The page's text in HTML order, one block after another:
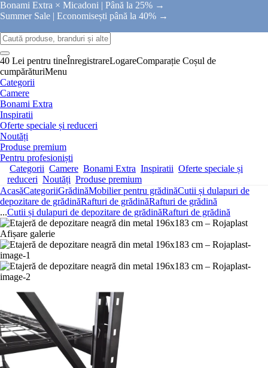
Bonami Extra × Micadoni | Până la 25% →
Summer Sale | Economisești până la 40% →
40 Lei pentru tineÎnregistrareLogareComparație Coșul de
cumpărăturiMenu
Categorii
Camere
Bonami Extra
Inspiratii
Oferte speciale și reduceri
Noutăți
Produse premium
Pentru profesioniști
Categorii Camere Bonami Extra Inspiratii Oferte speciale și
reduceri Noutăți Produse premium
AcasăCategoriiGrădinăMobilier pentru grădinăCutii și dulapuri de
depozitare de grădinăRafturi de grădinăRafturi de grădină
...Cutii și dulapuri de depozitare de grădinăRafturi de grădină
Afișare galerie